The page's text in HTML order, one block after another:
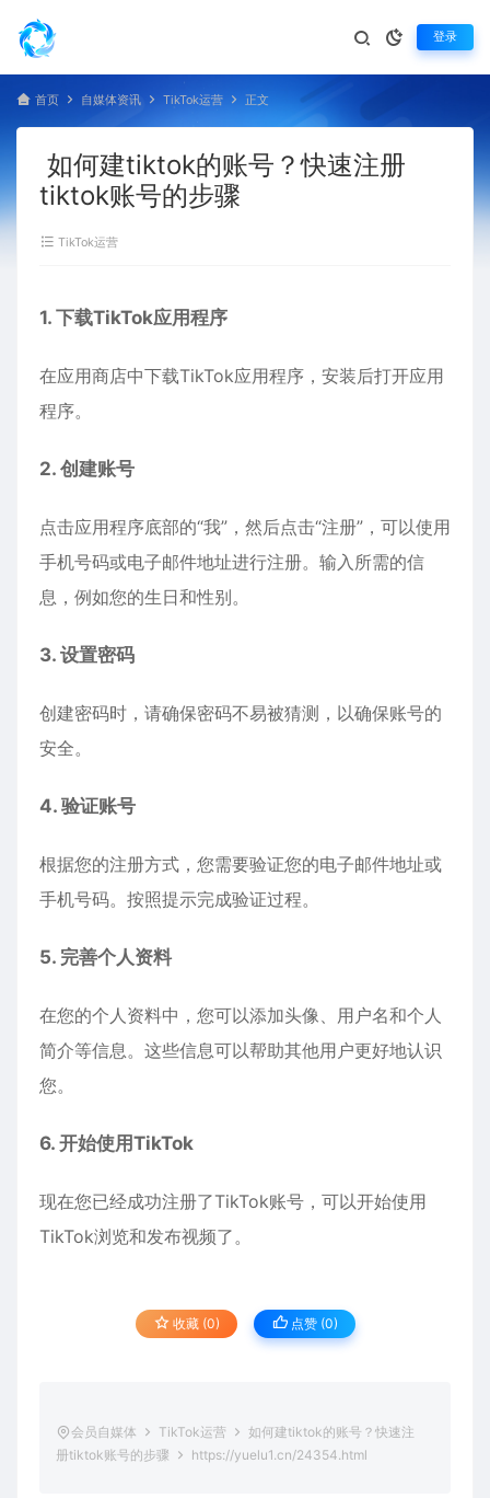
登录
首页 自媒体资讯 TikTok运营 正文
如何建tiktok的账号？快速注册
tiktok账号的步骤
TikTok运营
1. 下载TikTok应用程序
在应用商店中下载TikTok应用程序，安装后打开应用
程序。
2. 创建账号
点击应用程序底部的“我”，然后点击“注册”，可以使用
手机号码或电子邮件地址进行注册。输入所需的信
息，例如您的生日和性别。
3. 设置密码
创建密码时，请确保密码不易被猜测，以确保账号的
安全。
4. 验证账号
根据您的注册方式，您需要验证您的电子邮件地址或
手机号码。按照提示完成验证过程。
5. 完善个人资料
在您的个人资料中，您可以添加头像、用户名和个人
简介等信息。这些信息可以帮助其他用户更好地认识
您。
6. 开始使用TikTok
现在您已经成功注册了TikTok账号，可以开始使用
TikTok浏览和发布视频了。
收藏 (0) 点赞 (0)
会员自媒体 TikTok运营
如何建tiktok的账号？快速注
册tiktok账号的步骤
https://yuelu1.cn/24354.html